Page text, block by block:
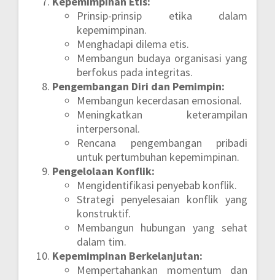
Prinsip-prinsip etika dalam
kepemimpinan.
Menghadapi dilema etis.
Membangun budaya organisasi yang
berfokus pada integritas.
Pengembangan Diri dan Pemimpin:
Membangun kecerdasan emosional.
Meningkatkan keterampilan
interpersonal.
Rencana pengembangan pribadi
untuk pertumbuhan kepemimpinan.
Pengelolaan Konflik:
Mengidentifikasi penyebab konflik.
Strategi penyelesaian konflik yang
konstruktif.
Membangun hubungan yang sehat
dalam tim.
Kepemimpinan Berkelanjutan:
Mempertahankan momentum dan